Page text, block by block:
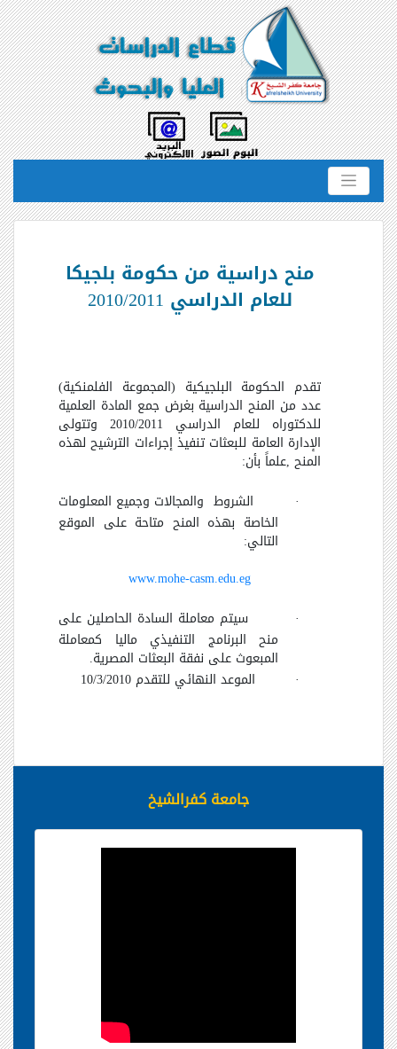
منح دراسية من حكومة بلجيكا
للعام الدراسي 2010/2011
تقدم الحكومة البلجيكية (المجموعة الفلمنكية)
عدد من المنح الدراسية بغرض جمع المادة العلمية
للدكتوراه للعام الدراسي 2010/2011 وتتولى
الإدارة العامة للبعثات تنفيذ إجراءات الترشيح لهذه
المنح ,علماً بأن:
·
الشروط والمجالات وجميع المعلومات
الخاصة بهذه المنح متاحة على الموقع
التالي:
www.mohe-casm.edu.eg
·
سيتم معاملة السادة الحاصلين على
منح البرنامج التنفيذي ماليا كمعاملة
المبعوث على نفقة البعثات المصرية.
·
الموعد النهائي للتقدم 10/3/2010
جامعة كفرالشيخ